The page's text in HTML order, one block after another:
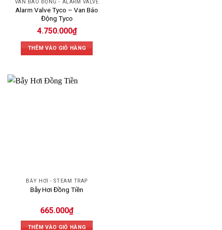
VAN BÁO ĐỘNG - ALARM VALVE
Alarm Valve Tyco – Van Báo
Động Tyco
4.750.000₫
THÊM VÀO GIỎ HÀNG
BẪY HƠI - STEAM TRAP
Bẫy Hơi Đồng Tiền
665.000₫
THÊM VÀO GIỎ HÀNG